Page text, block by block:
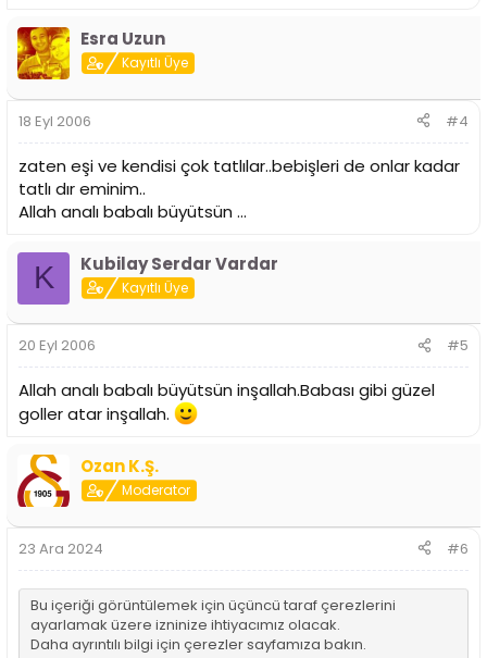
Esra Uzun
Kayıtlı Üye
18 Eyl 2006 #4
zaten eşi ve kendisi çok tatlılar..bebişleri de onlar kadar
tatlı dır eminim..
Allah analı babalı büyütsün ...
K Kubilay Serdar Vardar
Kayıtlı Üye
20 Eyl 2006 #5
Allah analı babalı büyütsün inşallah.Babası gibi güzel
goller atar inşallah.
Ozan K.Ş.
Moderator
23 Ara 2024 #6
Bu içeriği görüntülemek için üçüncü taraf çerezlerini
ayarlamak üzere izninize ihtiyacımız olacak.
Daha ayrıntılı bilgi için çerezler sayfamıza bakın.